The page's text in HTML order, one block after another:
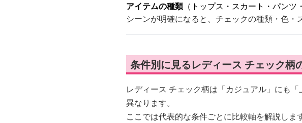
アイテムの種類（トップス・スカート・パンツ
シーンが明確になると、チェックの種類・色・
条件別に見るレディース チェック柄
レディース チェック柄は「カジュアル」にも
異なります。
ここでは代表的な条件ごとに比較軸を解説します